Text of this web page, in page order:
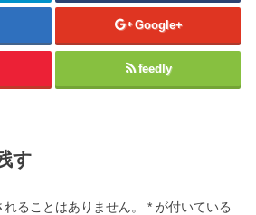
Google+
feedly
す
ることはありません。 * が付いている